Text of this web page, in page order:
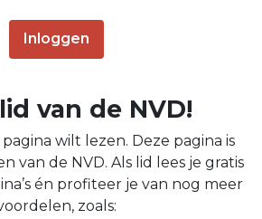
Inloggen
van de NVD!
wilt lezen. Deze pagina is
van de NVD. Als lid lees je gratis
én profiteer je van nog meer
zoals: